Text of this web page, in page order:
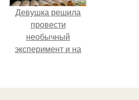
Девушка решила
провести
необычный
эксперимент и на
одной шаурмой.